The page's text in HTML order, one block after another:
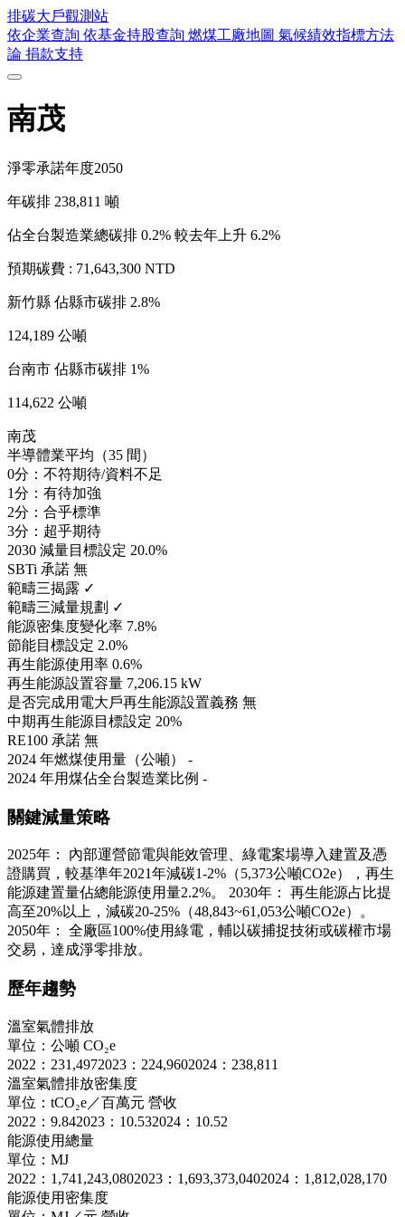
排碳大戶觀測站
依企業查詢 依基金持股查詢 燃煤工廠地圖 氣候績效指標方法
論 捐款支持
南茂
淨零承諾年度2050
年碳排 238,811 噸
佔全台製造業總碳排 0.2% 較去年上升 6.2%
預期碳費 : 71,643,300 NTD
新竹縣 佔縣市碳排 2.8%
124,189 公噸
台南市 佔縣市碳排 1%
114,622 公噸
南茂
半導體業平均（35 間）
0分：不符期待/資料不足
1分：有待加強
2分：合乎標準
3分：超乎期待
2030 減量目標設定 20.0%
SBTi 承諾 無
範疇三揭露 ✓
範疇三減量規劃 ✓
能源密集度變化率 7.8%
節能目標設定 2.0%
再生能源使用率 0.6%
再生能源設置容量 7,206.15 kW
是否完成用電大戶再生能源設置義務 無
中期再生能源目標設定 20%
RE100 承諾 無
2024 年燃煤使用量（公噸） -
2024 年用煤佔全台製造業比例 -
關鍵減量策略
2025年： 內部運營節電與能效管理、綠電案場導入建置及憑
證購買，較基準年2021年減碳1-2%（5,373公噸CO2e），再生
能源建置量佔總能源使用量2.2%。 2030年： 再生能源占比提
高至20%以上，減碳20-25%（48,843~61,053公噸CO2e）。
2050年： 全廠區100%使用綠電，輔以碳捕捉技術或碳權市場
交易，達成淨零排放。
歷年趨勢
溫室氣體排放
單位：公噸 CO₂e
2022：231,4972023：224,9602024：238,811
溫室氣體排放密集度
單位：tCO₂e／百萬元 營收
2022：9.842023：10.532024：10.52
能源使用總量
單位：MJ
2022：1,741,243,0802023：1,693,373,0402024：1,812,028,170
能源使用密集度